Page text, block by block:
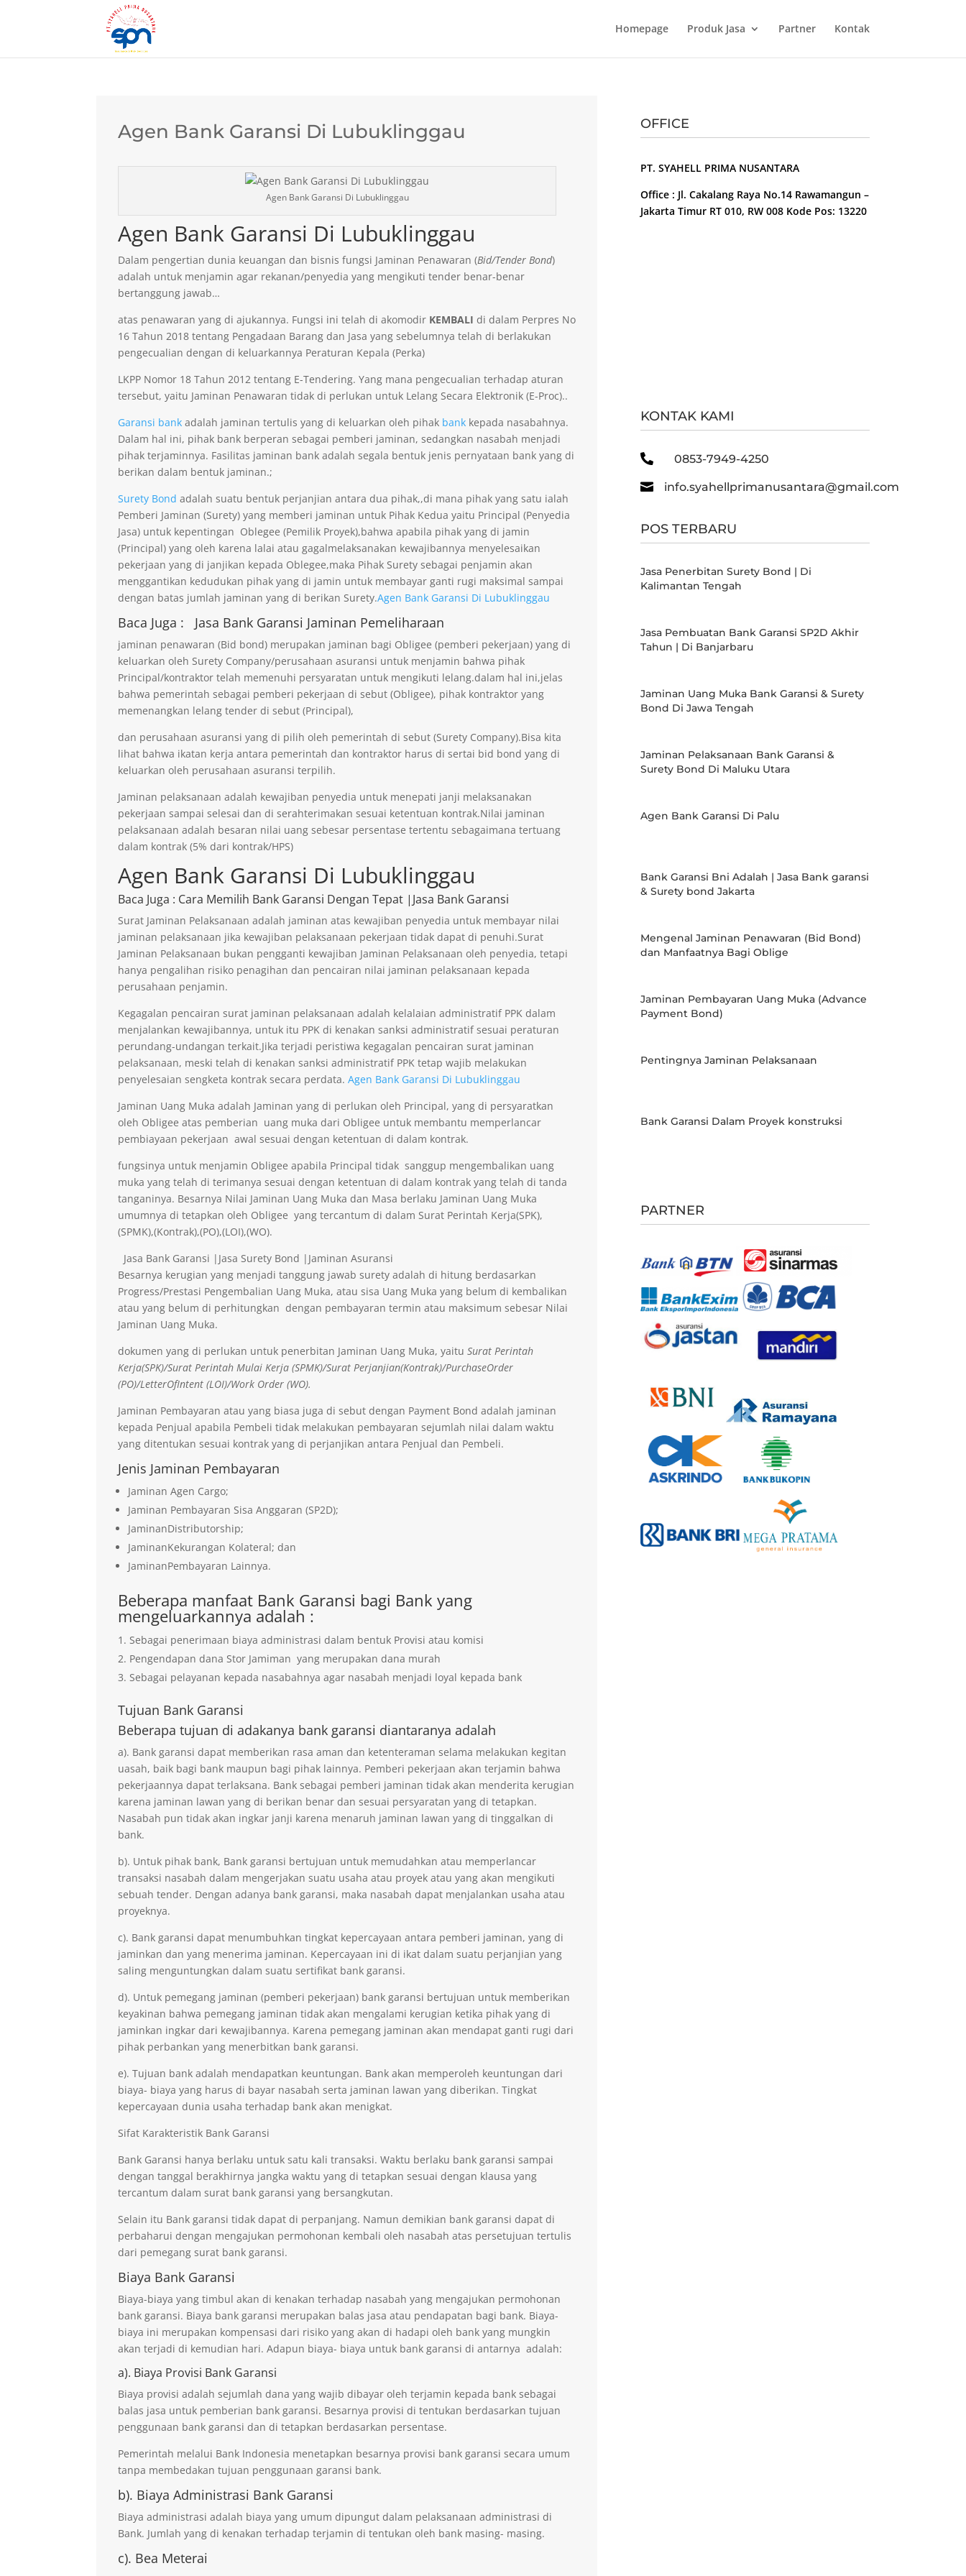
Homepage Produk Jasa Partner Kontak
Agen Bank Garansi Di Lubuklinggau
Agen Bank Garansi Di Lubuklinggau
Agen Bank Garansi Di Lubuklinggau
Dalam pengertian dunia keuangan dan bisnis fungsi Jaminan Penawaran (Bid/Tender Bond)
adalah untuk menjamin agar rekanan/penyedia yang mengikuti tender benar-benar
bertanggung jawab…
atas penawaran yang di ajukannya. Fungsi ini telah di akomodir KEMBALI di dalam Perpres No
16 Tahun 2018 tentang Pengadaan Barang dan Jasa yang sebelumnya telah di berlakukan
pengecualian dengan di keluarkannya Peraturan Kepala (Perka)
LKPP Nomor 18 Tahun 2012 tentang E-Tendering. Yang mana pengecualian terhadap aturan
tersebut, yaitu Jaminan Penawaran tidak di perlukan untuk Lelang Secara Elektronik (E-Proc)..
Garansi bank adalah jaminan tertulis yang di keluarkan oleh pihak bank kepada nasabahnya.
Dalam hal ini, pihak bank berperan sebagai pemberi jaminan, sedangkan nasabah menjadi
pihak terjaminnya. Fasilitas jaminan bank adalah segala bentuk jenis pernyataan bank yang di
berikan dalam bentuk jaminan.;
Surety Bond adalah suatu bentuk perjanjian antara dua pihak,,di mana pihak yang satu ialah
Pemberi Jaminan (Surety) yang memberi jaminan untuk Pihak Kedua yaitu Principal (Penyedia
Jasa) untuk kepentingan Oblegee (Pemilik Proyek),bahwa apabila pihak yang di jamin
(Principal) yang oleh karena lalai atau gagalmelaksanakan kewajibannya menyelesaikan
pekerjaan yang di janjikan kepada Oblegee,maka Pihak Surety sebagai penjamin akan
menggantikan kedudukan pihak yang di jamin untuk membayar ganti rugi maksimal sampai
dengan batas jumlah jaminan yang di berikan Surety.Agen Bank Garansi Di Lubuklinggau
Baca Juga : Jasa Bank Garansi Jaminan Pemeliharaan
jaminan penawaran (Bid bond) merupakan jaminan bagi Obligee (pemberi pekerjaan) yang di
keluarkan oleh Surety Company/perusahaan asuransi untuk menjamin bahwa pihak
Principal/kontraktor telah memenuhi persyaratan untuk mengikuti lelang.dalam hal ini,jelas
bahwa pemerintah sebagai pemberi pekerjaan di sebut (Obligee), pihak kontraktor yang
memenangkan lelang tender di sebut (Principal),
dan perusahaan asuransi yang di pilih oleh pemerintah di sebut (Surety Company).Bisa kita
lihat bahwa ikatan kerja antara pemerintah dan kontraktor harus di sertai bid bond yang di
keluarkan oleh perusahaan asuransi terpilih.
Jaminan pelaksanaan adalah kewajiban penyedia untuk menepati janji melaksanakan
pekerjaan sampai selesai dan di serahterimakan sesuai ketentuan kontrak.Nilai jaminan
pelaksanaan adalah besaran nilai uang sebesar persentase tertentu sebagaimana tertuang
dalam kontrak (5% dari kontrak/HPS)
Agen Bank Garansi Di Lubuklinggau
Baca Juga : Cara Memilih Bank Garansi Dengan Tepat |Jasa Bank Garansi
Surat Jaminan Pelaksanaan adalah jaminan atas kewajiban penyedia untuk membayar nilai
jaminan pelaksanaan jika kewajiban pelaksanaan pekerjaan tidak dapat di penuhi.Surat
Jaminan Pelaksanaan bukan pengganti kewajiban Jaminan Pelaksanaan oleh penyedia, tetapi
hanya pengalihan risiko penagihan dan pencairan nilai jaminan pelaksanaan kepada
perusahaan penjamin.
Kegagalan pencairan surat jaminan pelaksanaan adalah kelalaian administratif PPK dalam
menjalankan kewajibannya, untuk itu PPK di kenakan sanksi administratif sesuai peraturan
perundang-undangan terkait.Jika terjadi peristiwa kegagalan pencairan surat jaminan
pelaksanaan, meski telah di kenakan sanksi administratif PPK tetap wajib melakukan
penyelesaian sengketa kontrak secara perdata. Agen Bank Garansi Di Lubuklinggau
Jaminan Uang Muka adalah Jaminan yang di perlukan oleh Principal, yang di persyaratkan
oleh Obligee atas pemberian uang muka dari Obligee untuk membantu memperlancar
pembiayaan pekerjaan awal sesuai dengan ketentuan di dalam kontrak.
fungsinya untuk menjamin Obligee apabila Principal tidak sanggup mengembalikan uang
muka yang telah di terimanya sesuai dengan ketentuan di dalam kontrak yang telah di tanda
tanganinya. Besarnya Nilai Jaminan Uang Muka dan Masa berlaku Jaminan Uang Muka
umumnya di tetapkan oleh Obligee yang tercantum di dalam Surat Perintah Kerja(SPK),
(SPMK),(Kontrak),(PO),(LOI),(WO).
Jasa Bank Garansi |Jasa Surety Bond |Jaminan Asuransi
Besarnya kerugian yang menjadi tanggung jawab surety adalah di hitung berdasarkan
Progress/Prestasi Pengembalian Uang Muka, atau sisa Uang Muka yang belum di kembalikan
atau yang belum di perhitungkan dengan pembayaran termin atau maksimum sebesar Nilai
Jaminan Uang Muka.
dokumen yang di perlukan untuk penerbitan Jaminan Uang Muka, yaituSurat Perintah
Kerja(SPK)/Surat Perintah Mulai Kerja (SPMK)/Surat Perjanjian(Kontrak)/PurchaseOrder
(PO)/LetterOfIntent (LOI)/Work Order (WO).
Jaminan Pembayaran atau yang biasa juga di sebut dengan Payment Bond adalah jaminan
kepada Penjual apabila Pembeli tidak melakukan pembayaran sejumlah nilai dalam waktu
yang ditentukan sesuai kontrak yang di perjanjikan antara Penjual dan Pembeli.
Jenis Jaminan Pembayaran
Jaminan Agen Cargo;
Jaminan Pembayaran Sisa Anggaran (SP2D);
JaminanDistributorship;
JaminanKekurangan Kolateral; dan
JaminanPembayaran Lainnya.
Beberapa manfaat Bank Garansi bagi Bank yang
mengeluarkannya adalah :
Sebagai penerimaan biaya administrasi dalam bentuk Provisi atau komisi
Pengendapan dana Stor Jamiman yang merupakan dana murah
Sebagai pelayanan kepada nasabahnya agar nasabah menjadi loyal kepada bank
Tujuan Bank Garansi
Beberapa tujuan di adakanya bank garansi diantaranya adalah
a). Bank garansi dapat memberikan rasa aman dan ketenteraman selama melakukan kegitan
uasah, baik bagi bank maupun bagi pihak lainnya. Pemberi pekerjaan akan terjamin bahwa
pekerjaannya dapat terlaksana. Bank sebagai pemberi jaminan tidak akan menderita kerugian
karena jaminan lawan yang di berikan benar dan sesuai persyaratan yang di tetapkan.
Nasabah pun tidak akan ingkar janji karena menaruh jaminan lawan yang di tinggalkan di
bank.
b). Untuk pihak bank, Bank garansi bertujuan untuk memudahkan atau memperlancar
transaksi nasabah dalam mengerjakan suatu usaha atau proyek atau yang akan mengikuti
sebuah tender. Dengan adanya bank garansi, maka nasabah dapat menjalankan usaha atau
proyeknya.
c). Bank garansi dapat menumbuhkan tingkat kepercayaan antara pemberi jaminan, yang di
jaminkan dan yang menerima jaminan. Kepercayaan ini di ikat dalam suatu perjanjian yang
saling menguntungkan dalam suatu sertifikat bank garansi.
d). Untuk pemegang jaminan (pemberi pekerjaan) bank garansi bertujuan untuk memberikan
keyakinan bahwa pemegang jaminan tidak akan mengalami kerugian ketika pihak yang di
jaminkan ingkar dari kewajibannya. Karena pemegang jaminan akan mendapat ganti rugi dari
pihak perbankan yang menerbitkan bank garansi.
e). Tujuan bank adalah mendapatkan keuntungan. Bank akan memperoleh keuntungan dari
biaya- biaya yang harus di bayar nasabah serta jaminan lawan yang diberikan. Tingkat
kepercayaan dunia usaha terhadap bank akan menigkat.
Sifat Karakteristik Bank Garansi
Bank Garansi hanya berlaku untuk satu kali transaksi. Waktu berlaku bank garansi sampai
dengan tanggal berakhirnya jangka waktu yang di tetapkan sesuai dengan klausa yang
tercantum dalam surat bank garansi yang bersangkutan.
Selain itu Bank garansi tidak dapat di perpanjang. Namun demikian bank garansi dapat di
perbaharui dengan mengajukan permohonan kembali oleh nasabah atas persetujuan tertulis
dari pemegang surat bank garansi.
Biaya Bank Garansi
Biaya-biaya yang timbul akan di kenakan terhadap nasabah yang mengajukan permohonan
bank garansi. Biaya bank garansi merupakan balas jasa atau pendapatan bagi bank. Biaya-
biaya ini merupakan kompensasi dari risiko yang akan di hadapi oleh bank yang mungkin
akan terjadi di kemudian hari. Adapun biaya- biaya untuk bank garansi di antarnya adalah:
a). Biaya Provisi Bank Garansi
Biaya provisi adalah sejumlah dana yang wajib dibayar oleh terjamin kepada bank sebagai
balas jasa untuk pemberian bank garansi. Besarnya provisi di tentukan berdasarkan tujuan
penggunaan bank garansi dan di tetapkan berdasarkan persentase.
Pemerintah melalui Bank Indonesia menetapkan besarnya provisi bank garansi secara umum
tanpa membedakan tujuan penggunaan garansi bank.
b). Biaya Administrasi Bank Garansi
Biaya administrasi adalah biaya yang umum dipungut dalam pelaksanaan administrasi di
Bank. Jumlah yang di kenakan terhadap terjamin di tentukan oleh bank masing- masing.
c). Bea Meterai
OFFICE
PT. SYAHELL PRIMA NUSANTARA
Office : Jl. Cakalang Raya No.14 Rawamangun –
Jakarta Timur RT 010, RW 008 Kode Pos: 13220
KONTAK KAMI
 0853-7949-4250
 info.syahellprimanusantara@gmail.com
POS TERBARU
Jasa Penerbitan Surety Bond | Di
Kalimantan Tengah
Jasa Pembuatan Bank Garansi SP2D Akhir
Tahun | Di Banjarbaru
Jaminan Uang Muka Bank Garansi & Surety
Bond Di Jawa Tengah
Jaminan Pelaksanaan Bank Garansi &
Surety Bond Di Maluku Utara
Agen Bank Garansi Di Palu
Bank Garansi Bni Adalah | Jasa Bank garansi
& Surety bond Jakarta
Mengenal Jaminan Penawaran (Bid Bond)
dan Manfaatnya Bagi Oblige
Jaminan Pembayaran Uang Muka (Advance
Payment Bond)
Pentingnya Jaminan Pelaksanaan
Bank Garansi Dalam Proyek konstruksi
PARTNER